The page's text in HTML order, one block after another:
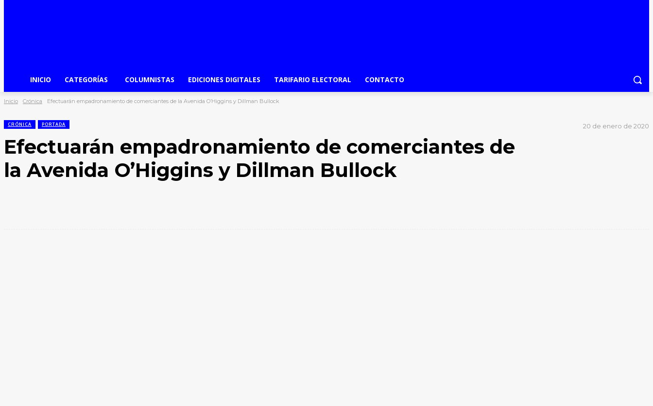
INICIO CATEGORÍAS COLUMNISTAS EDICIONES DIGITALES TARIFARIO ELECTORAL CONTACTO
Inicio Crónica Efectuarán empadronamiento de comerciantes de la Avenida O’Higgins y Dillman Bullock
CRÓNICA PORTADA 20 de enero de 2020
Efectuarán empadronamiento de comerciantes de
la Avenida O’Higgins y Dillman Bullock